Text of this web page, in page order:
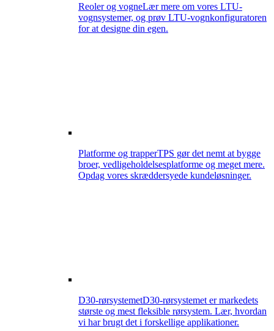
Reoler og vogneLær mere om vores LTU-
vognsystemer, og prøv LTU-vognkonfiguratoren
for at designe din egen.
Platforme og trapperTPS gør det nemt at bygge
broer, vedligeholdelsesplatforme og meget mere.
Opdag vores skræddersyede kundeløsninger.
D30-rørsystemetD30-rørsystemet er markedets
største og mest fleksible rørsystem. Lær, hvordan
vi har brugt det i forskellige applikationer.